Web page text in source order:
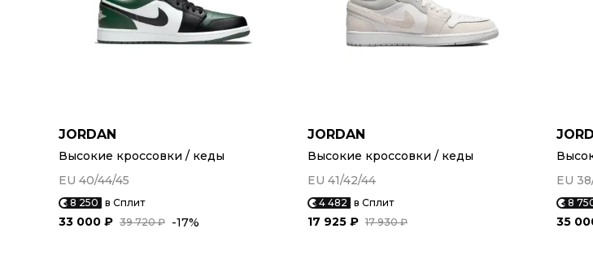
JORDAN
Высокие кроссовки / кеды
EU 40/44/45
8 250 в Сплит
39 720 ₽
33 000 ₽ -17%
JORDAN
Высокие кроссовки / кеды
EU 41/42/44
4 482 в Сплит
17 930 ₽
17 925 ₽
EU
8
35